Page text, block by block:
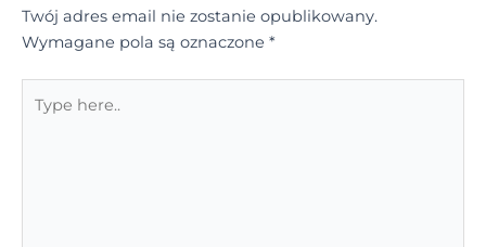
Twój adres email nie zostanie opublikowany.
Wymagane pola są oznaczone *
here..